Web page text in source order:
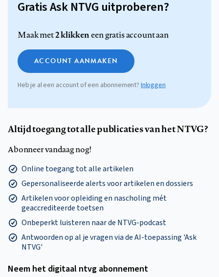
Gratis Ask NTVG uitproberen?
Maak met2 klikkeneen gratis account aan
ACCOUNT AANMAKEN
Heb je al een account of een abonnement? Inloggen
Altijd toegang tot alle publicaties van het NTVG?
Abonneer vandaag nog!
Online toegang tot alle artikelen
Gepersonaliseerde alerts voor artikelen en dossiers
Artikelen voor opleiding en nascholing mét
geaccrediteerde toetsen
Onbeperkt luisteren naar de NTVG-podcast
Antwoorden op al je vragen via de AI-toepassing 'Ask
NTVG'
Neem het digitaal ntvg abonnement